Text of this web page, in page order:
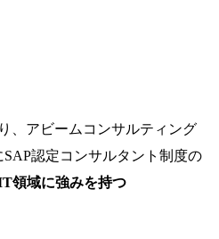
、アビームコンサルティング
認定コンサルタント制度の
領域に強みを持つ